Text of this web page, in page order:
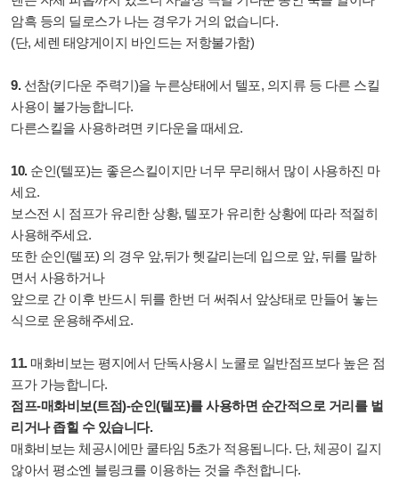
암흑 등의 딜로스가 나는 경우가 거의 없습니다.
(단, 세렌 태양게이지 바인드는 저항불가함)
9.선참(키다운 주력기)을 누른상태에서 텔포, 의지류 등 다른 스킬
사용이 불가능합니다.
다른스킬을 사용하려면 키다운을 때세요.
10.순인(텔포)는 좋은스킬이지만 너무 무리해서 많이 사용하진 마
세요.
보스전 시 점프가 유리한 상황, 텔포가 유리한 상황에 따라 적절히
사용해주세요.
또한 순인(텔포) 의 경우 앞,뒤가 헷갈리는데 입으로 앞, 뒤를 말하
면서 사용하거나
앞으로 간 이후 반드시 뒤를 한번 더 써줘서 앞상태로 만들어 놓는
식으로 운용해주세요.
11.매화비보는 평지에서 단독사용시 노쿨로 일반점프보다 높은 점
프가 가능합니다.
점프-매화비보(트점)-순인(텔포)를 사용하면 순간적으로 거리를 벌
리거나 좁힐 수 있습니다.
매화비보는 체공시에만 쿨타임 5초가 적용됩니다. 단, 체공이 길지
않아서 평소엔 블링크를 이용하는 것을 추천합니다.